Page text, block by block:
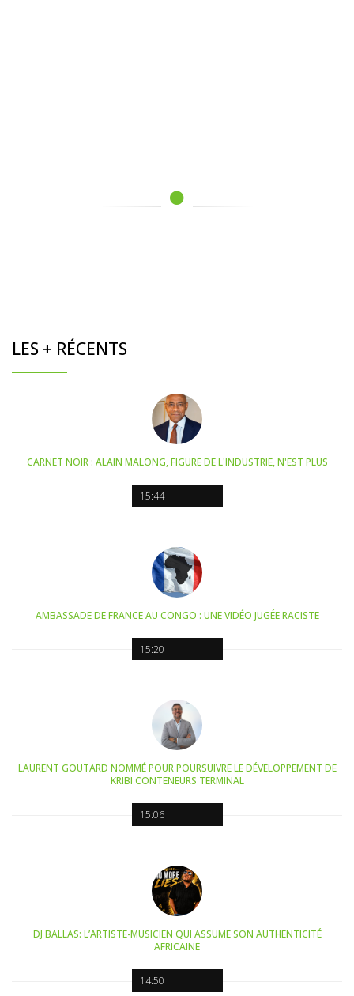
LES + RÉCENTS
15:44
CARNET NOIR : ALAIN MALONG, FIGURE DE L'INDUSTRIE, N'EST PLUS
15:20
AMBASSADE DE FRANCE AU CONGO : UNE VIDÉO JUGÉE RACISTE
15:06
LAURENT GOUTARD NOMMÉ POUR POURSUIVRE LE DÉVELOPPEMENT DE
KRIBI CONTENEURS TERMINAL
14:50
DJ BALLAS: L’ARTISTE-MUSICIEN QUI ASSUME SON AUTHENTICITÉ
AFRICAINE